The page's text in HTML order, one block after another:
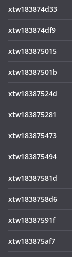
xtw183874d33
xtw183874df9
xtw183875015
xtw18387501b
xtw18387524d
xtw183875281
xtw183875473
xtw183875494
xtw18387581d
xtw1838758d6
xtw18387591f
xtw183875af7